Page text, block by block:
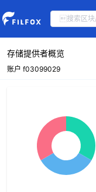
存储提供者概览
账户 f03099029